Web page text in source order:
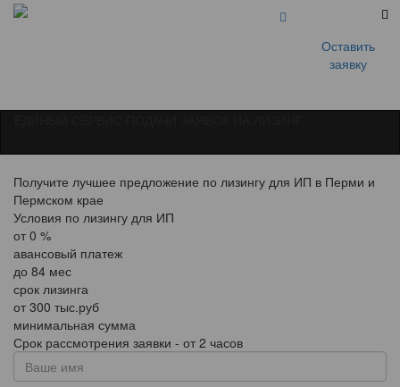
Оставить
заявку
Получите лучшее предложение по лизингу для ИП в Перми и
Пермском крае
Условия по лизингу для ИП
от 0 %
авансовый платеж
до 84 мес
срок лизинга
от 300 тыс.руб
минимальная сумма
Срок рассмотрения заявки - от 2 часов